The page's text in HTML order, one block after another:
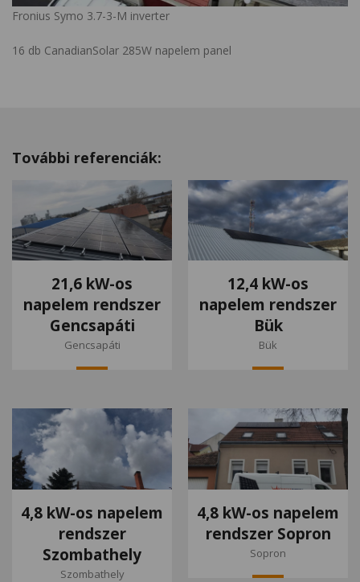
Fronius Symo 3.7-3-M inverter
16 db CanadianSolar 285W napelem panel
További referenciák:
21,6 kW-os
napelem rendszer
Gencsapáti
Gencsapáti
12,4 kW-os
napelem rendszer
Bük
Bük
4,8 kW-os napelem
rendszer
Szombathely
Szombathely
4,8 kW-os napelem
rendszer Sopron
Sopron